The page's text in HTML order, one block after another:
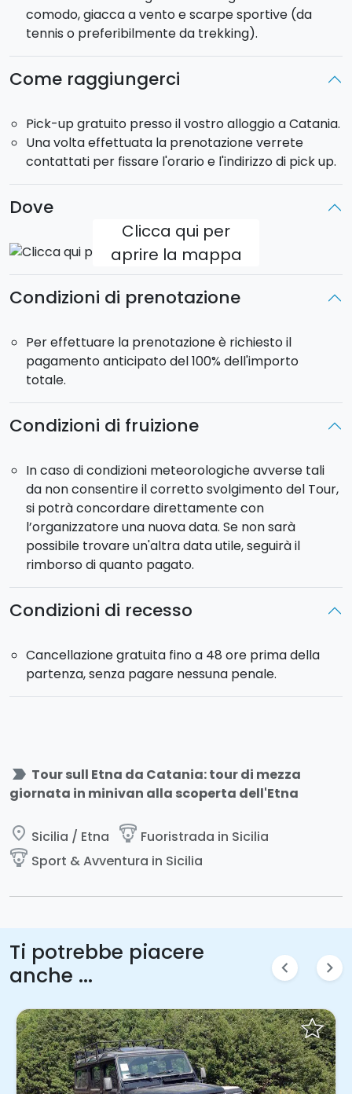
Rientro: 15:30 circa.
Pick-up: incluso presso il vostro alloggio a Catania.
Il tour sarà effettuato in minivan che può ospitare fino
a 8 passeggeri.
comodo, giacca a vento e scarpe sportive (da
tennis o preferibilmente da trekking).
Come raggiungerci
Pick-up gratuito presso il vostro alloggio a Catania.
Una volta effettuata la prenotazione verrete
contattati per fissare l'orario e l'indirizzo di pick up.
Dove
Clicca qui per
aprire la mappa
Condizioni di prenotazione
Per effettuare la prenotazione è richiesto il
pagamento anticipato del 100% dell'importo
totale.
Condizioni di fruizione
In caso di condizioni meteorologiche avverse tali
da non consentire il corretto svolgimento del Tour,
si potrà concordare direttamente con
l’organizzatore una nuova data. Se non sarà
possibile trovare un'altra data utile, seguirà il
rimborso di quanto pagato.
Condizioni di recesso
Cancellazione gratuita fino a 48 ore prima della
partenza, senza pagare nessuna penale.
label_important Tour sull Etna da Catania: tour di mezza
giornata in minivan alla scoperta dell'Etna
place Sicilia / Etna paragliding Fuoristrada in Sicilia
paragliding Sport & Avventura in Sicilia
Ti potrebbe piacere
anche ...
chevron_left chevron_right